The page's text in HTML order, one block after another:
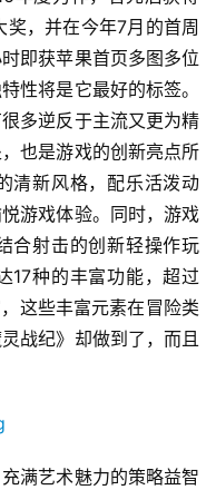
，并在今年7月的首周
即获苹果首页多图多位
性将是它最好的标签。
多逆反于主流又更为精
也是游戏的创新亮点所
清新风格，配乐活泼动
游戏体验。同时，游戏
合射击的创新轻操作玩
17种的丰富功能，超过
这些丰富元素在冒险类
战纪》却做到了，而且
满艺术魅力的策略益智